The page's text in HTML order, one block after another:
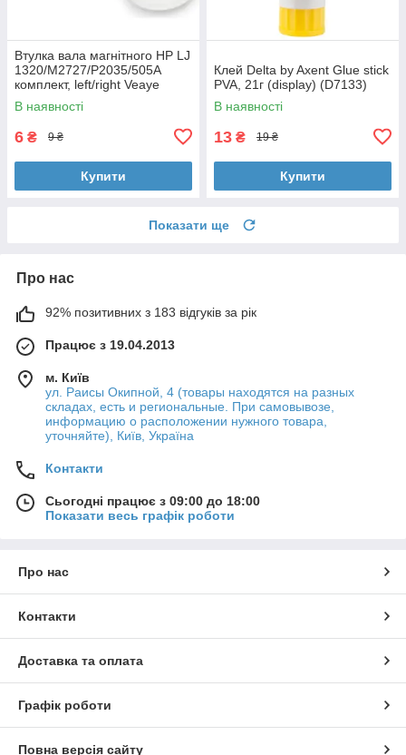
Втулка вала магнітного HP LJ
1320/M2727/P2035/505A
комплект, left/right Veaye
(BSHMR-505U-VE)
В наявності
6 ₴ 9 ₴
Купити
Клей Delta by Axent Glue stick
PVA, 21г (display) (D7133)
В наявності
13 ₴ 19 ₴
Купити
Показати ще
Про нас
92% позитивних з 183 відгуків за рік
Працює з 19.04.2013
м. Київ
ул. Раисы Окипной, 4 (товары находятся на разных
складах, есть и региональные. При самовывозе,
информацию о расположении нужного товара,
уточняйте), Київ, Україна
Контакти
Сьогодні працює з 09:00 до 18:00
Показати весь графік роботи
Про нас
Контакти
Доставка та оплата
Графік роботи
Повна версія сайту